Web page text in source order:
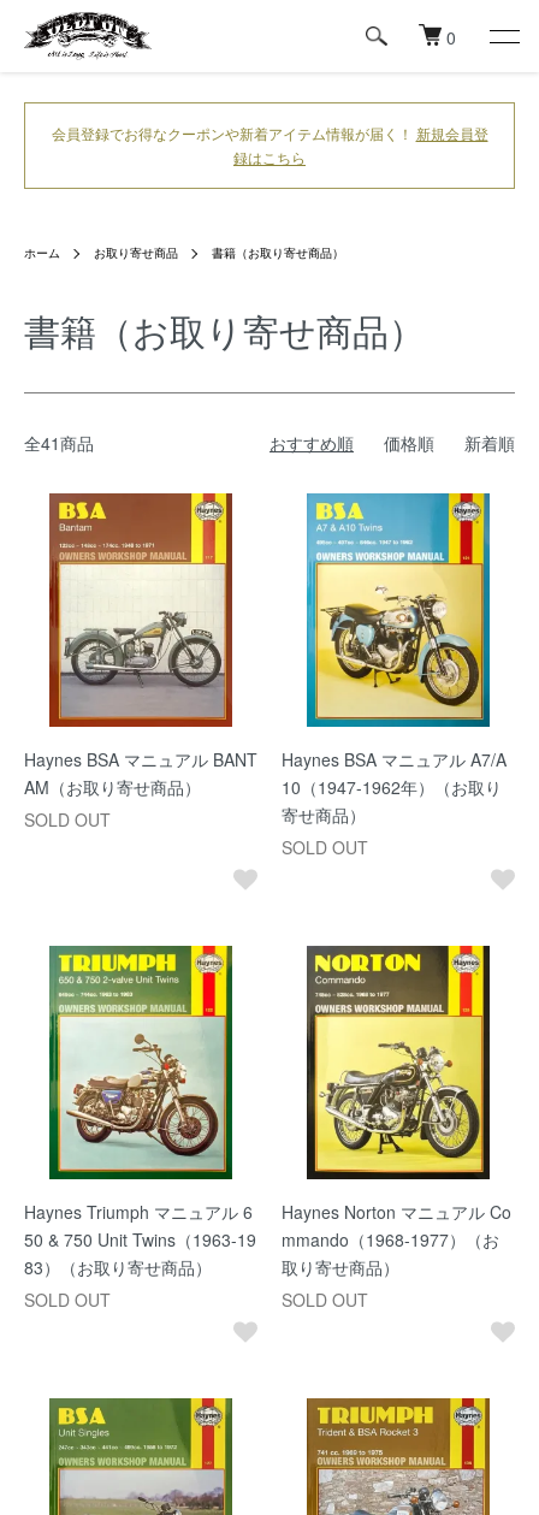
0
会員登録でお得なクーポンや新着アイテム情報が届く！ 新規会員登
録はこちら
ホーム お取り寄せ商品 書籍（お取り寄せ商品）
書籍（お取り寄せ商品）
全41商品 おすすめ順 価格順 新着順
Haynes BSA マニュアル BANT
AM（お取り寄せ商品）
SOLD OUT
Haynes BSA マニュアル A7/A
10（1947-1962年）（お取り
寄せ商品）
SOLD OUT
Haynes Triumph マニュアル 6
50 & 750 Unit Twins（1963-19
83）（お取り寄せ商品）
SOLD OUT
Haynes Norton マニュアル Co
mmando（1968-1977）（お
取り寄せ商品）
SOLD OUT